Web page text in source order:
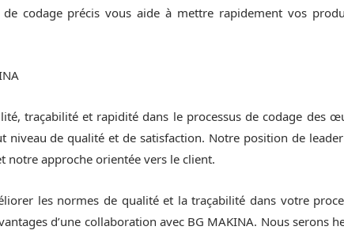
de codage précis vous aide à mettre rapidement vos
traçabilité et rapidité dans le processus de codage des
niveau de qualité et de satisfaction. Notre position de
notre approche orientée vers le client.
les normes de qualité et la traçabilité dans votre
d’une collaboration avec BG MAKINA. Nous serons